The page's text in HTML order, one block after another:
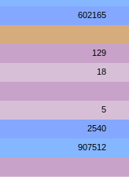
602165
129
18
5
2540
907512